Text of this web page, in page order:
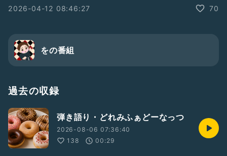
2026-04-12 08:46:27
70
をの番組
過去の収録
弾き語り・どれみふぁどーなっつ
2026-08-06 07:36:40
138
00:29